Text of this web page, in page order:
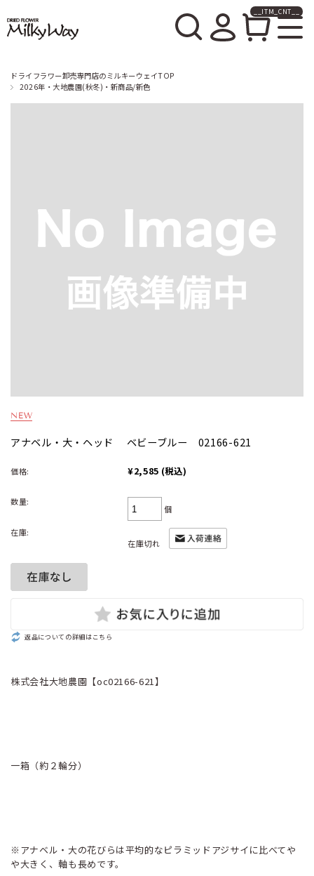
__ITM_CNT__
ドライフラワー卸売専門店のミルキーウェイTOP
2026年・大地農園(秋冬)・新商品/新色
アナベル・大・ヘッド ベビーブルー 02166-621
価格: ¥2,585 (税込)
数量:
個
在庫:
在庫切れ
返品についての詳細はこちら
株式会社大地農園【oc02166-621】
一箱（約２輪分）
※アナベル・大の花びらは平均的なピラミッドアジサイに比べてや
や大きく、軸も長めです。